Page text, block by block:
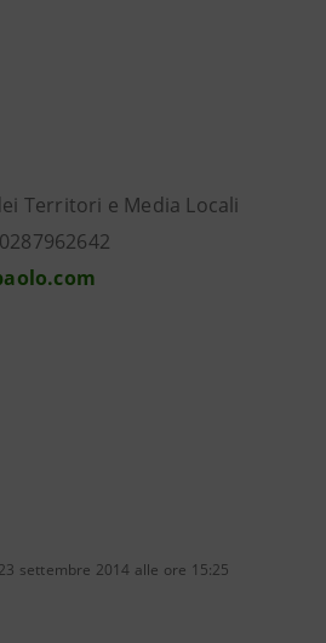
Territori e Media Locali
settembre 2014 alle ore 15:25